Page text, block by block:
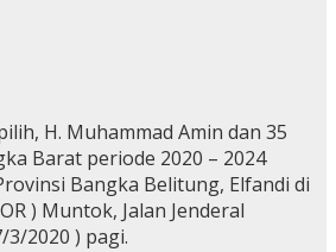
H. Muhammad Amin dan 35
Barat periode 2020 – 2024
Bangka Belitung, Elfandi di
) Muntok, Jalan Jenderal
3/2020 ) pagi.